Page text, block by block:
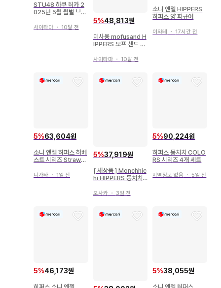
STU48 하쿠 히카 2
025년 5월 월별 브로
사이타마 ・ 10달 전
5%48,813원
미사용 mofusand H
IPPERS 모프 샌드 히
사이타마・ 10달 전
소니 엔젤 HIPPERS
히퍼스 양 피규어
이와테 ・ 17시간 전
5%63,604원
소니 엔젤 히퍼스 하베
스트 시리즈 Strawb
니가타 ・ 1일 전
5%37,919원
[ 새상품 ] Monchhic
hi HIPPERS 몽치치
오사카・ 3일 전
5%90,224원
히퍼스 몽치치 COLO
RS 시리즈 4개 세트
지역정보 없음 ・5일 전
5%46,173원 5%38,055원